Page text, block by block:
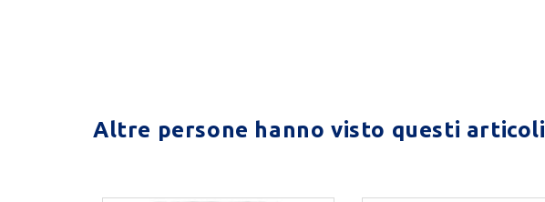
Altre persone hanno visto questi articoli